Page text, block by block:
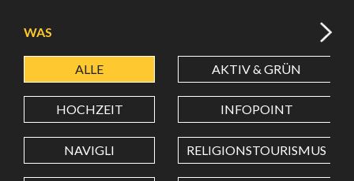
BREITENGRAD
LÄNGENGRAD
WAS
ALLE AKTIV & GRÜN
HOCHZEIT INFOPOINT
NAVIGLI RELIGIONSTOURISMUS